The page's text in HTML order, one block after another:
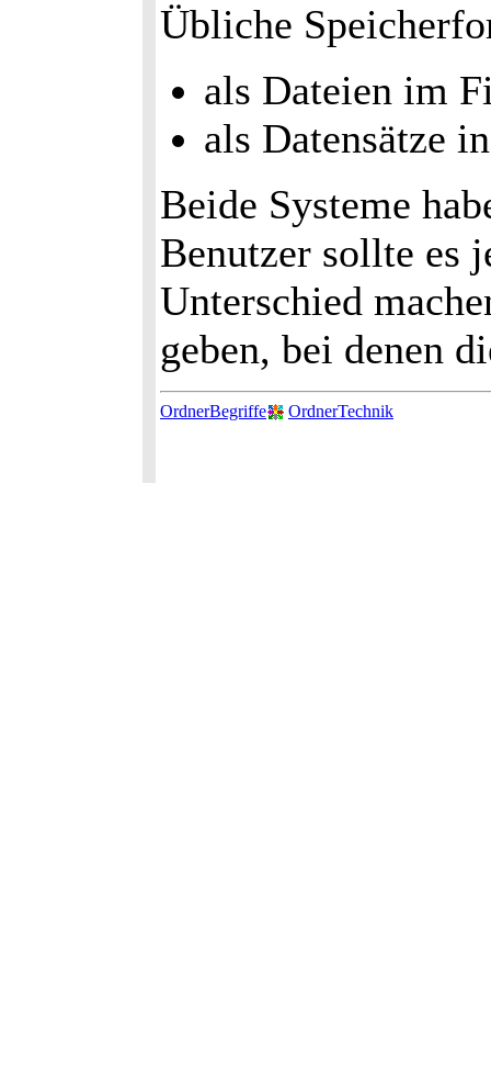
Übliche
als Dateien im
als Datensätze
Beide Systeme
Benutzer sollte es
Unterschied
geben, bei denen
OrdnerBegriffe OrdnerTechnik